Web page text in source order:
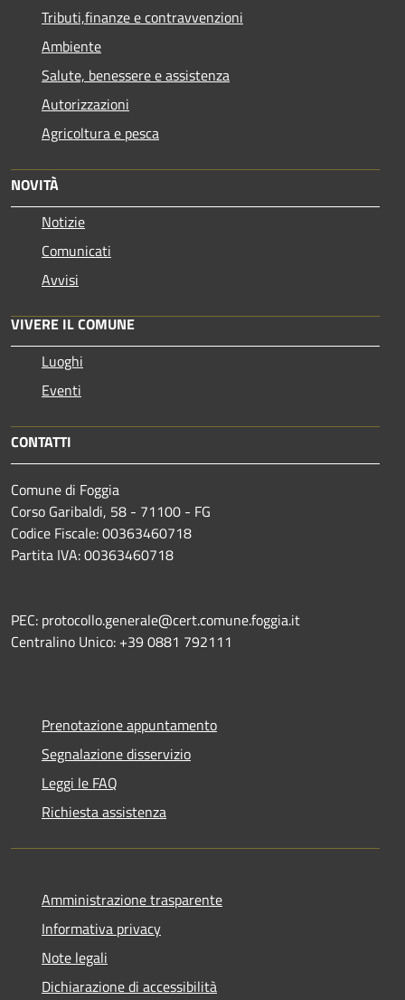
Tributi,finanze e contravvenzioni
Ambiente
Salute, benessere e assistenza
Autorizzazioni
Agricoltura e pesca
NOVITÀ
Notizie
Comunicati
Avvisi
VIVERE IL COMUNE
Luoghi
Eventi
CONTATTI
Comune di Foggia
Corso Garibaldi, 58 - 71100 - FG
Codice Fiscale: 00363460718
Partita IVA: 00363460718
PEC: protocollo.generale@cert.comune.foggia.it
Centralino Unico: +39 0881 792111
Prenotazione appuntamento
Segnalazione disservizio
Leggi le FAQ
Richiesta assistenza
Amministrazione trasparente
Informativa privacy
Note legali
Dichiarazione di accessibilità